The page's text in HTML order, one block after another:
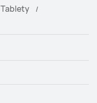
Tablety